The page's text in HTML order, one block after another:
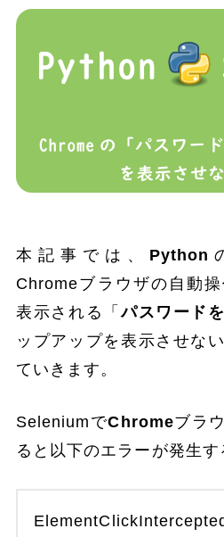
本記事では、 Python
Chromeブラウザの自動
表示される「パスワード
ップアップを表示させな
ていきます。
SeleniumでChromeブラ
ると以下のエラーが発生す